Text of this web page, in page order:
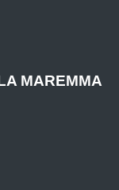
MAREMMA